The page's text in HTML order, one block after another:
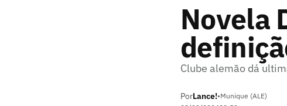
Novela
Clube alemão dá
PorLance!•Munique (ALE)